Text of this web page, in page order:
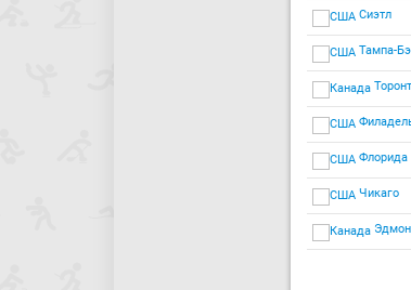
Сиэтл
Тампа-
Флорида
Чикаго